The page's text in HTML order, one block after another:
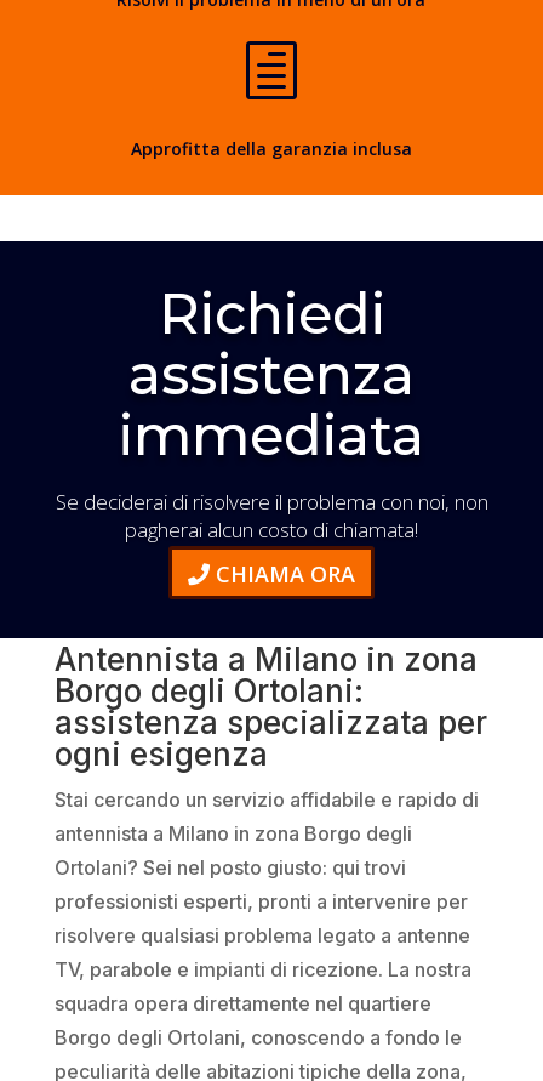
h
Approfitta della garanzia inclusa
Richiedi
assistenza
immediata
Se deciderai di risolvere il problema con noi, non
pagherai alcun costo di chiamata!
CHIAMA ORA
Antennista a Milano in zona
Borgo degli Ortolani:
assistenza specializzata per
ogni esigenza
Stai cercando un servizio affidabile e rapido di
antennista a Milano in zona Borgo degli
Ortolani? Sei nel posto giusto: qui trovi
professionisti esperti, pronti a intervenire per
risolvere qualsiasi problema legato a antenne
TV, parabole e impianti di ricezione. La nostra
squadra opera direttamente nel quartiere
Borgo degli Ortolani, conoscendo a fondo le
peculiarità delle abitazioni tipiche della zona,